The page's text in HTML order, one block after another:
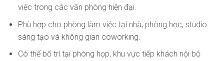
việc trong các văn phòng hiện đại.
Phù hợp cho phòng làm việc tại nhà, phòng học, studio
sáng tạo và không gian coworking.
Có thể bố trí tại phòng họp, khu vực tiếp khách nội bộ